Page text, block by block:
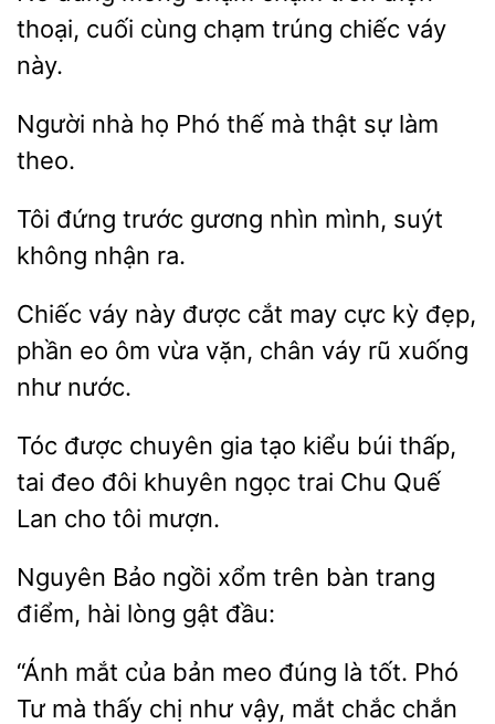
thoại, cuối cùng chạm trúng chiếc váy
Người nhà Phó thế
thật sự
theo.
Tôi đứng trước gương
suýt
không
ra.
Chiếc váy này được
may cực kỳ đẹp,
phần eo ôm vừa
chân
rũ xuống
như nước.
Tóc được
gia tạo kiểu búi thấp,
tai đeo đôi khuyên ngọc trai Chu Quế
cho
mượn.
Nguyên Bảo ngồi xổm trên bàn trang
điểm,
lòng
“Ánh mắt
meo đúng là tốt. Phó
Tư mà thấy chị như vậy,
chắc chắn